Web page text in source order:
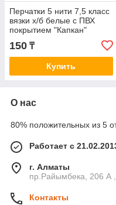
Перчатки 5 нити 7,5 класс
вязки х/б белые с ПВХ
покрытием "Капкан"
150 ₸
Купить
О нас
80% положительных из 5
Работает с
г. Алматы
пр.Райымбека, 206 А
Контакты